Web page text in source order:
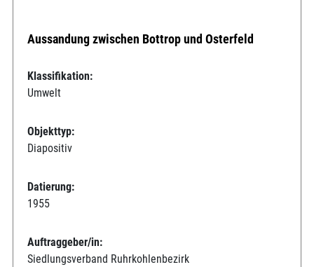
Aussandung zwischen Bottrop und Osterfeld
Klassifikation:
Umwelt
Objekttyp:
Diapositiv
Datierung:
1955
Auftraggeber/in:
Siedlungsverband Ruhrkohlenbezirk